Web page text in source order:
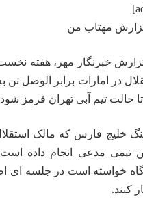
مهتاب من
خبرنگار مهر، هفته
حالت تیم آبی تهران قرمز
خلیج فارس که مالک
تیمی مدعی انجام داده
خواسته است در جلسه ای
کنند.